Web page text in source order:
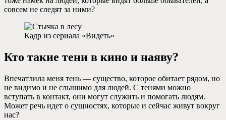
совсем не следят за ними?
Кадр из сериала «Видеть»
Кто такие тени в кино и наяву?
Впечатлила меня тень — существо, которое обитает рядом, но
не видимо и не слышимо для людей. С тенями можно
вступать в контакт, они могут служить и помогать людям.
Может речь идет о сущностях, которые и сейчас живут вокруг
нас?